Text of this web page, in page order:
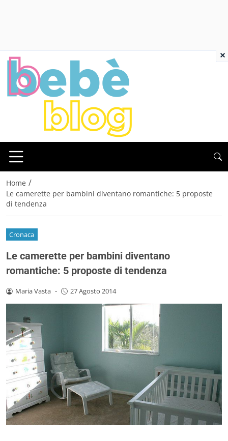
Home /
Le camerette per bambini diventano romantiche: 5 proposte
di tendenza
Cronaca
Le camerette per bambini diventano
romantiche: 5 proposte di tendenza
Maria Vasta - 27 Agosto 2014
×